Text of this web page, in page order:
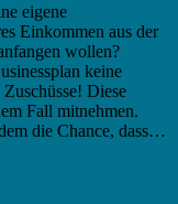
eigene
Einkommen aus der
wollen?
keine
Diese
Fall mitnehmen.
die Chance, dass…